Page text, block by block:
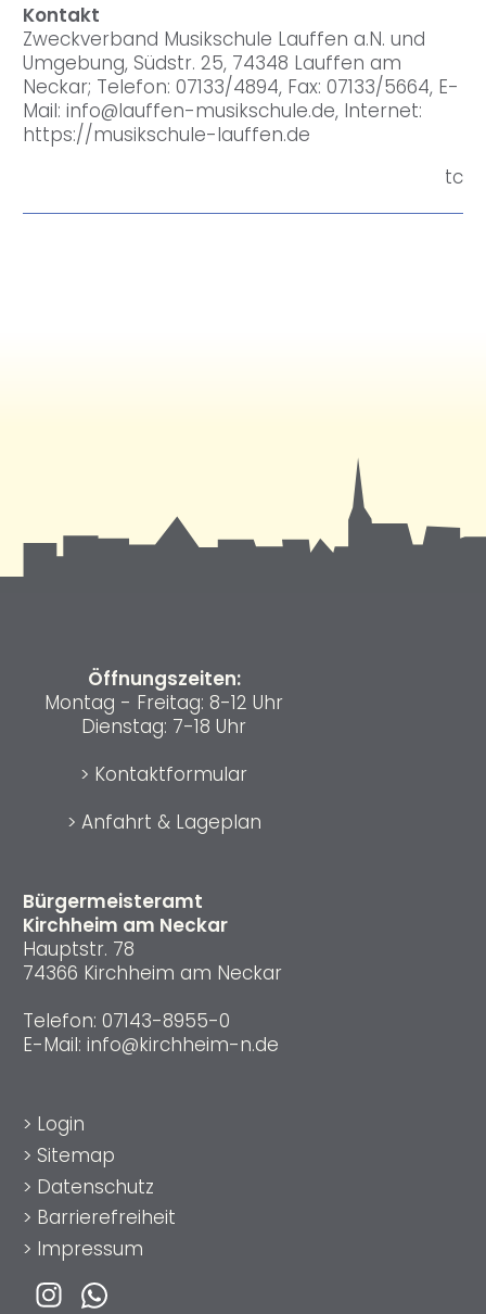
Kontakt
Zweckverband Musikschule Lauffen a.N. und
Umgebung, Südstr. 25, 74348 Lauffen am
Neckar; Telefon: 07133/4894, Fax: 07133/5664, E-
Mail: info@lauffen-musikschule.de, Internet:
https://musikschule-lauffen.de
tc
Bürgermeisteramt
Kirchheim am Neckar
Hauptstr. 78
74366 Kirchheim am Neckar
Telefon: 07143-8955-0
E-Mail: info@kirchheim-n.de
Öffnungszeiten:
Montag - Freitag: 8-12 Uhr
Dienstag: 7-18 Uhr
> Kontaktformular
> Anfahrt & Lageplan
> Login
> Sitemap
> Datenschutz
> Barrierefreiheit
> Impressum